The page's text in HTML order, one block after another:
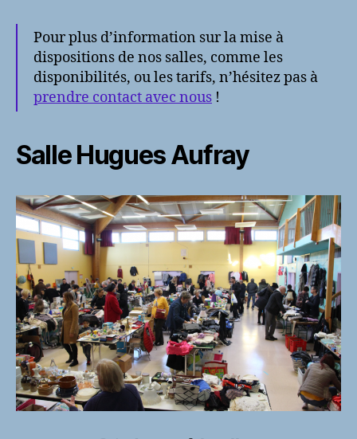
Pour plus d’information sur la mise à
dispositions de nos salles, comme les
disponibilités, ou les tarifs, n’hésitez pas à
prendre contact avec nous !
Salle Hugues Aufray